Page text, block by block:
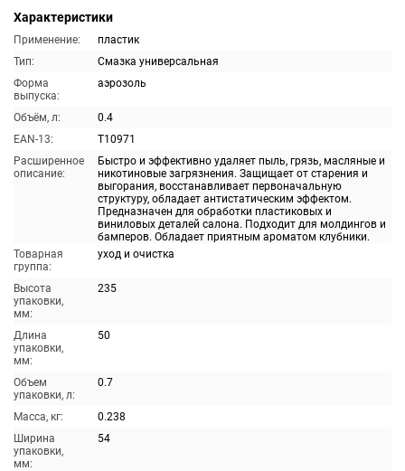
Характеристики
Применение:
пластик
Тип:
Смазка универсальная
Форма
выпуска:
аэрозоль
Объём, л:
0.4
EAN-13:
T10971
Расширенное
описание:
Быстро и эффективно удаляет пыль, грязь, масляные и
никотиновые загрязнения. Защищает от старения и
выгорания, восстанавливает первоначальную
структуру, обладает антистатическим эффектом.
Предназначен для обработки пластиковых и
виниловых деталей салона. Подходит для молдингов и
бамперов. Обладает приятным ароматом клубники.
Товарная
группа:
уход и очистка
Высота
упаковки,
мм:
235
Длина
упаковки,
мм:
50
Объем
упаковки, л:
0.7
Масса, кг:
0.238
Ширина
упаковки,
мм:
54